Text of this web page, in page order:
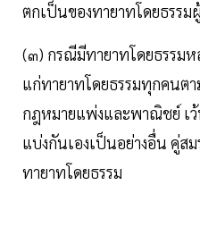
ตกเป็นของทายาทโดยธรร
(๓) กรณีมีทายาทโดยธรรม
แก่ทายาทโดยธรรมทุกคนต
กฎหมายแพ่งและพาณิชย์ เ
แบ่งกันเองเป็นอย่างอื่น คู่ส
ทายาทโดยธรรม